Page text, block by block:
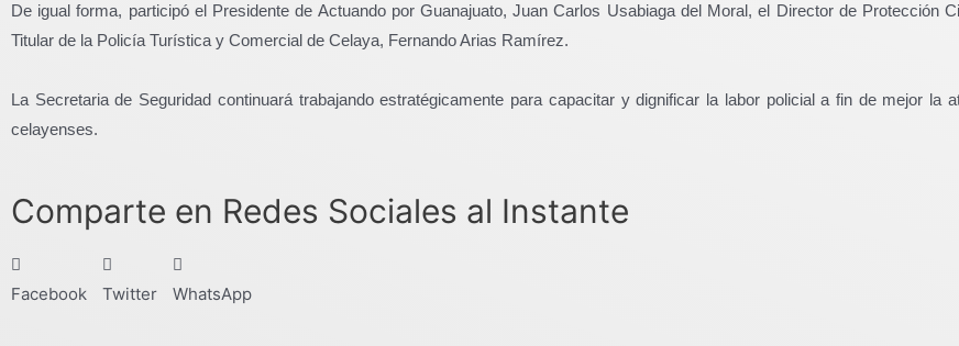
De igual forma, participó el Presidente de Actuando por Guanajuato, Juan Carlos Usabiaga del Moral, el Director de Protección
Titular de la Policía Turística y Comercial de Celaya, Fernando Arias Ramírez.
La Secretaria de Seguridad continuará trabajando estratégicamente para capacitar y dignificar la labor policial a fin de mejor la
celayenses.
Comparte en Redes Sociales al Instante
Facebook Twitter WhatsApp